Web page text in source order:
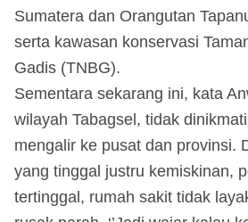
Sumatera dan Orangutan
serta kawasan konservasi
Gadis (TNBG).
Sementara sekarang ini, kata
wilayah Tabagsel, tidak
mengalir ke pusat dan provinsi.
yang tinggal justru kemiskinan,
tertinggal, rumah sakit tidak